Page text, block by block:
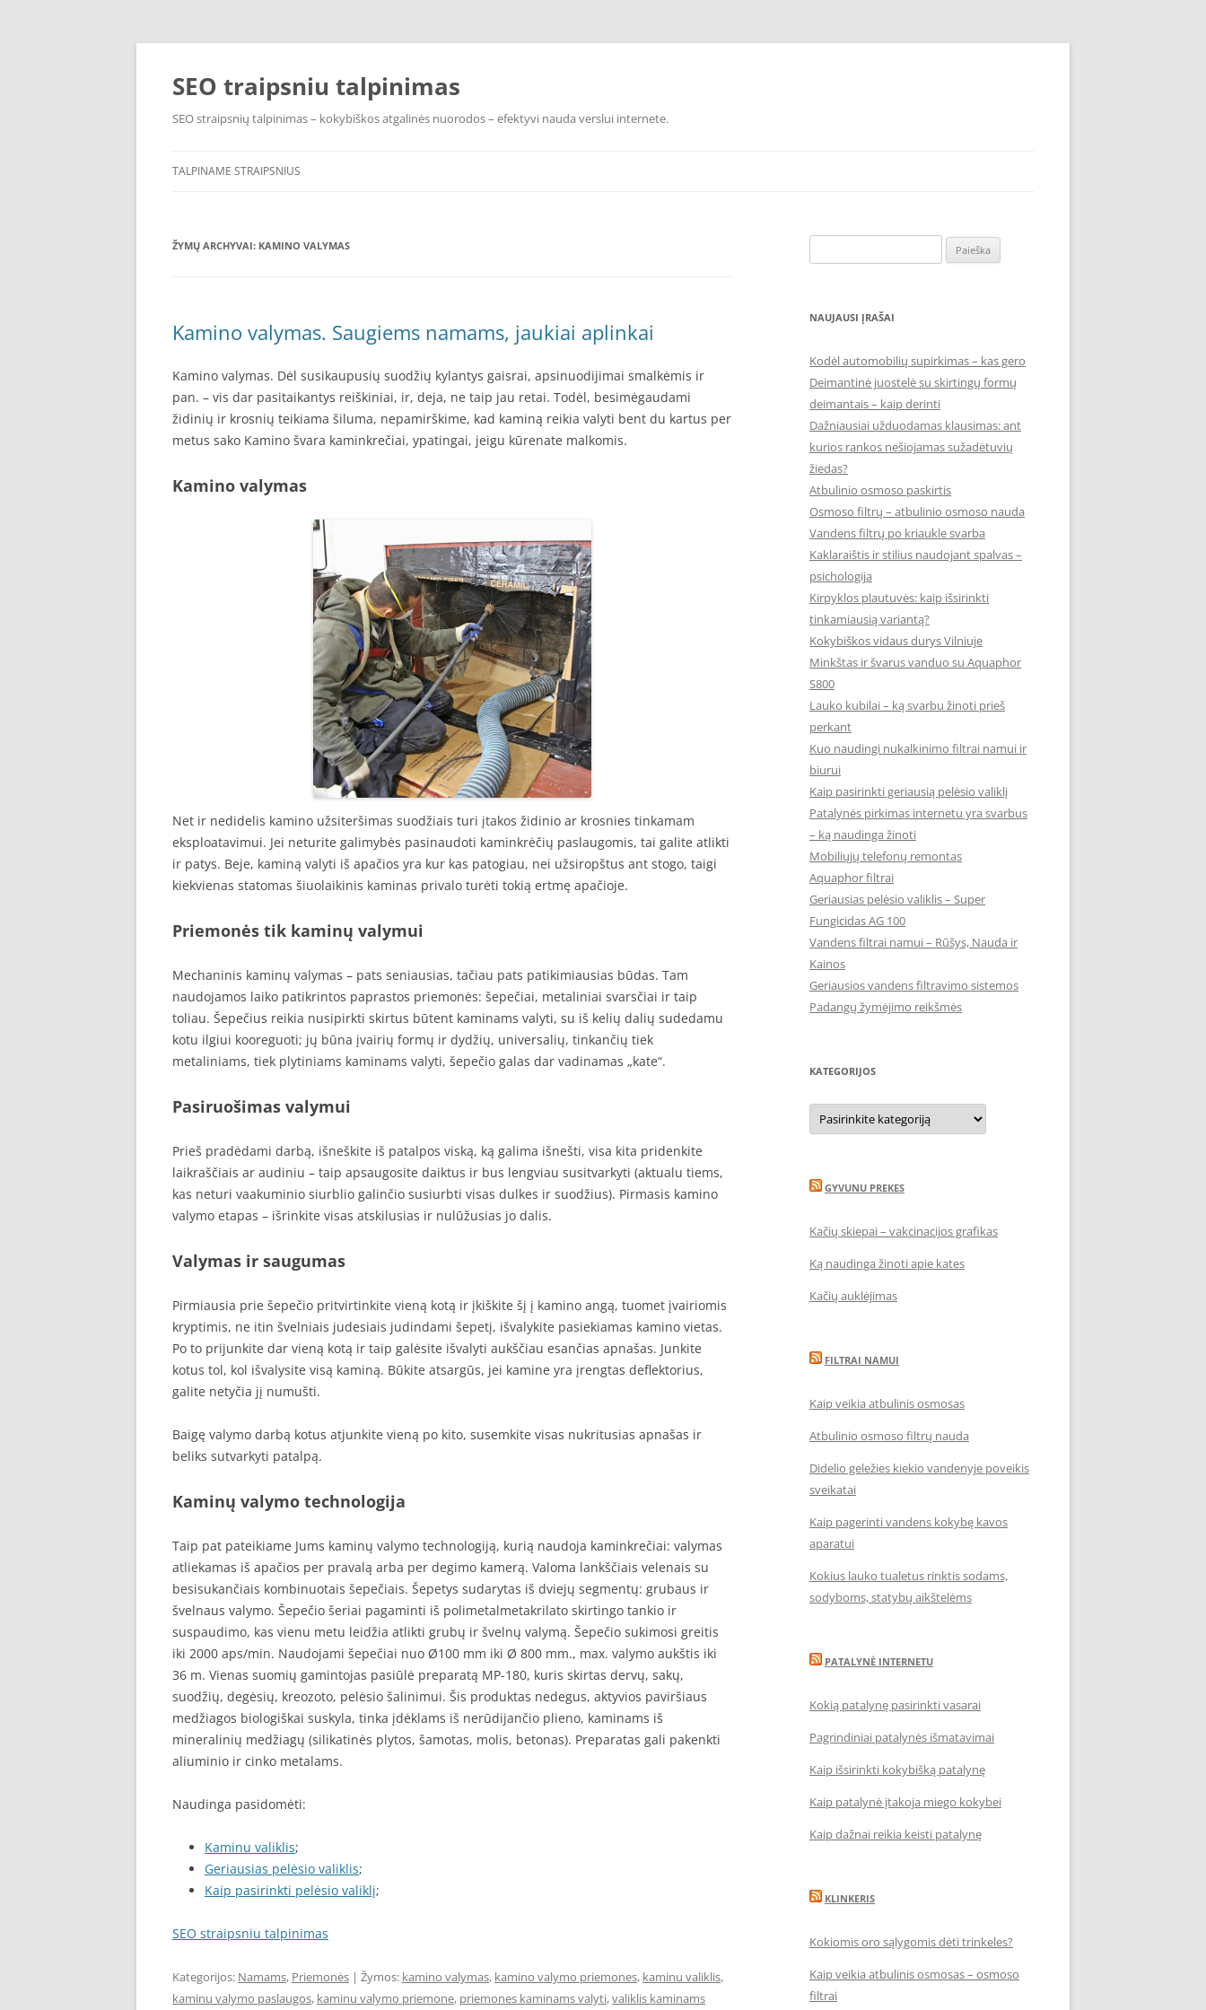
Pereiti
SEO traipsniu talpinimas
SEO straipsnių talpinimas – kokybiškos atgalinės nuorodos – efektyvi nauda verslui internete.
TALPINAME STRAIPSNIUS
ŽYMŲ ARCHYVAI: KAMINO VALYMAS
Kamino valymas. Saugiems namams, jaukiai aplinkai
Kamino valymas. Dėl susikaupusių suodžių kylantys gaisrai, apsinuodijimai smalkėmis ir
pan. – vis dar pasitaikantys reiškiniai, ir, deja, ne taip jau retai. Todėl, besimėgaudami
židinių ir krosnių teikiama šiluma, nepamirškime, kad kaminą reikia valyti bent du kartus per
metus sako Kamino švara kaminkrečiai, ypatingai, jeigu kūrenate malkomis.
Kamino valymas
Net ir nedidelis kamino užsiteršimas suodžiais turi įtakos židinio ar krosnies tinkamam
eksploatavimui. Jei neturite galimybės pasinaudoti kaminkrėčių paslaugomis, tai galite atlikti
ir patys. Beje, kaminą valyti iš apačios yra kur kas patogiau, nei užsiropštus ant stogo, taigi
kiekvienas statomas šiuolaikinis kaminas privalo turėti tokią ertmę apačioje.
Priemonės tik kaminų valymui
Mechaninis kaminų valymas – pats seniausias, tačiau pats patikimiausias būdas. Tam
naudojamos laiko patikrintos paprastos priemonės: šepečiai, metaliniai svarsčiai ir taip
toliau. Šepečius reikia nusipirkti skirtus būtent kaminams valyti, su iš kelių dalių sudedamu
kotu ilgiui kooreguoti; jų būna įvairių formų ir dydžių, universalių, tinkančių tiek
metaliniams, tiek plytiniams kaminams valyti, šepečio galas dar vadinamas „kate“.
Pasiruošimas valymui
Prieš pradėdami darbą, išneškite iš patalpos viską, ką galima išnešti, visa kita pridenkite
laikraščiais ar audiniu – taip apsaugosite daiktus ir bus lengviau susitvarkyti (aktualu tiems,
kas neturi vaakuminio siurblio galinčio susiurbti visas dulkes ir suodžius). Pirmasis kamino
valymo etapas – išrinkite visas atskilusias ir nulūžusias jo dalis.
Valymas ir saugumas
Pirmiausia prie šepečio pritvirtinkite vieną kotą ir įkiškite šį į kamino angą, tuomet įvairiomis
kryptimis, ne itin švelniais judesiais judindami šepetį, išvalykite pasiekiamas kamino vietas.
Po to prijunkite dar vieną kotą ir taip galėsite išvalyti aukščiau esančias apnašas. Junkite
kotus tol, kol išvalysite visą kaminą. Būkite atsargūs, jei kamine yra įrengtas deflektorius,
galite netyčia jį numušti.
Baigę valymo darbą kotus atjunkite vieną po kito, susemkite visas nukritusias apnašas ir
beliks sutvarkyti patalpą.
Kaminų valymo technologija
Taip pat pateikiame Jums kaminų valymo technologiją, kurią naudoja kaminkrečiai: valymas
atliekamas iš apačios per pravalą arba per degimo kamerą. Valoma lankščiais velenais su
besisukančiais kombinuotais šepečiais. Šepetys sudarytas iš dviejų segmentų: grubaus ir
švelnaus valymo. Šepečio šeriai pagaminti iš polimetalmetakrilato skirtingo tankio ir
suspaudimo, kas vienu metu leidžia atlikti grubų ir švelnų valymą. Šepečio sukimosi greitis
iki 2000 aps/min. Naudojami šepečiai nuo Ø100 mm iki Ø 800 mm., max. valymo aukštis iki
36 m. Vienas suomių gamintojas pasiūlė preparatą MP-180, kuris skirtas dervų, sakų,
suodžių, degėsių, kreozoto, pelėsio šalinimui. Šis produktas nedegus, aktyvios paviršiaus
medžiagos biologiškai suskyla, tinka įdėklams iš nerūdijančio plieno, kaminams iš
mineralinių medžiagų (silikatinės plytos, šamotas, molis, betonas). Preparatas gali pakenkti
aliuminio ir cinko metalams.
Naudinga pasidomėti:
Kaminu valiklis;
Geriausias pelėsio valiklis;
Kaip pasirinkti pelėsio valiklį;
SEO straipsniu talpinimas
Kategorijos: Namams, Priemonės | Žymos: kamino valymas, kamino valymo priemones, kaminu valiklis,
kaminu valymo paslaugos, kaminu valymo priemone, priemones kaminams valyti,valiklis kaminams
NAUJAUSI ĮRAŠAI
Kodėl automobilių supirkimas – kas gero
Deimantinė juostelė su skirtingų formų
deimantais – kaip derinti
Dažniausiai užduodamas klausimas: ant
kurios rankos nešiojamas sužadėtuvių
žiedas?
Atbulinio osmoso paskirtis
Osmoso filtrų – atbulinio osmoso nauda
Vandens filtrų po kriaukle svarba
Kaklaraištis ir stilius naudojant spalvas –
psichologija
Kirpyklos plautuvės: kaip išsirinkti
tinkamiausią variantą?
Kokybiškos vidaus durys Vilniuje
Minkštas ir švarus vanduo su Aquaphor
S800
Lauko kubilai – ką svarbu žinoti prieš
perkant
Kuo naudingi nukalkinimo filtrai namui ir
biurui
Kaip pasirinkti geriausią pelėsio valiklį
Patalynės pirkimas internetu yra svarbus
– ką naudinga žinoti
Mobiliųjų telefonų remontas
Aquaphor filtrai
Geriausias pelėsio valiklis – Super
Fungicidas AG 100
Vandens filtrai namui – Rūšys, Nauda ir
Kainos
Geriausios vandens filtravimo sistemos
Padangų žymėjimo reikšmės
KATEGORIJOS
Kategorijos
GYVUNU PREKES
Kačių skiepai – vakcinacijos grafikas
Ką naudinga žinoti apie kates
Kačių auklėjimas
FILTRAI NAMUI
Kaip veikia atbulinis osmosas
Atbulinio osmoso filtrų nauda
Didelio geležies kiekio vandenyje poveikis
sveikatai
Kaip pagerinti vandens kokybę kavos
aparatui
Kokius lauko tualetus rinktis sodams,
sodyboms, statybų aikštelėms
PATALYNĖ INTERNETU
Kokią patalynę pasirinkti vasarai
Pagrindiniai patalynės išmatavimai
Kaip išsirinkti kokybišką patalynę
Kaip patalynė įtakoja miego kokybei
Kaip dažnai reikia keisti patalynę
KLINKERIS
Kokiomis oro sąlygomis dėti trinkeles?
Kaip veikia atbulinis osmosas – osmoso
filtrai